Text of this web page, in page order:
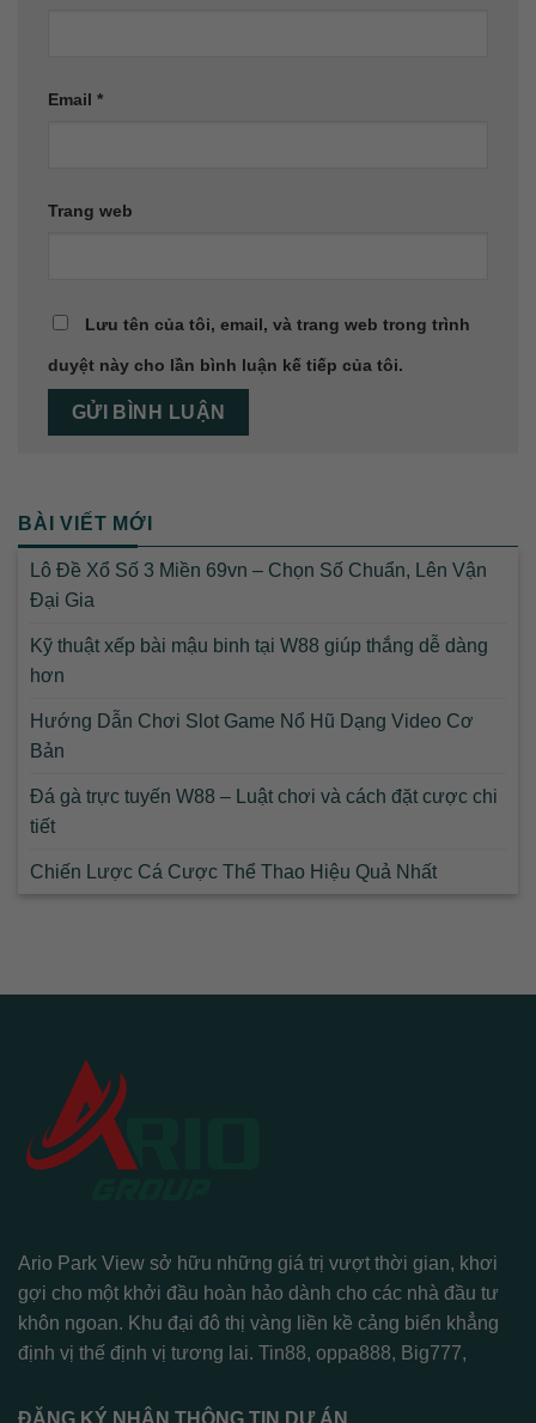
Email *
Trang web
Lưu tên của tôi, email, và trang web trong trình
duyệt này cho lần bình luận kế tiếp của tôi.
BÀI VIẾT MỚI
Lô Đề Xổ Số 3 Miền 69vn – Chọn Số Chuẩn, Lên Vận
Đại Gia
Kỹ thuật xếp bài mậu binh tại W88 giúp thắng dễ dàng
hơn
Hướng Dẫn Chơi Slot Game Nổ Hũ Dạng Video Cơ
Bản
Đá gà trực tuyến W88 – Luật chơi và cách đặt cược chi
tiết
Chiến Lược Cá Cược Thể Thao Hiệu Quả Nhất
Ario Park View sở hữu những giá trị vượt thời gian, khơi
gợi cho một khởi đầu hoàn hảo dành cho các nhà đầu tư
khôn ngoan. Khu đại đô thị vàng liền kề cảng biển khẳng
định vị thế định vị tương lai. Tin88, oppa888, Big777,